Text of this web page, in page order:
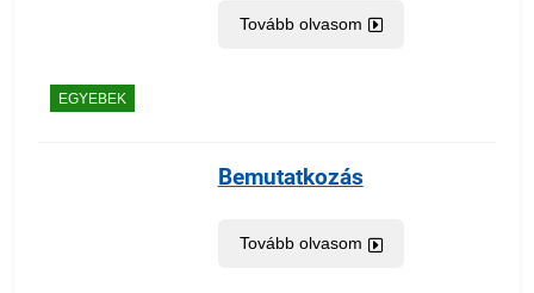
EGYEBEK
Tovább olvasom
Bemutatkozás
Tovább olvasom